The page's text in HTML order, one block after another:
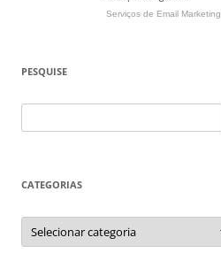
Serviços de Email Marketing
PESQUISE
por:
CATEGORIAS
Categorias